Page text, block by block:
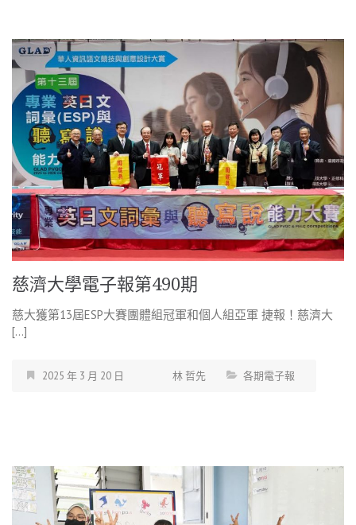
慈濟大學電子報第490期
慈大獲第13屆ESP大賽團體組冠軍和個人組亞軍 捷報！慈濟大
[…]
2025 年 3 月 20 日 林 哲先 各期電子報